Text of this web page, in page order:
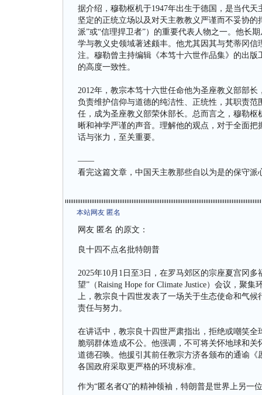
据介绍，穆勒枢机于1947年出生于德国，是当代
坚定的正统立场以及对天主教教义严谨而不妥协
派”或“信理捍卫者”）的重要代表人物之一。他长
学与教义史领域著述颇丰。他尤其因其与梵蒂冈
注。穆勒曾主持编辑《本笃十六世作品集》的出
的高度一致性。
2012年，教宗本笃十六世任命他为圣座教义部部
负责维护信仰与道德的纯洁性、正统性，其职责
任，成为圣座教义部荣休部长。总而言之，穆勒
晰和神学严谨的声音。理解他的观点，对于全面
话与张力，至关重要。
——
看完这篇文章，中国天主教那些自以为是的保守派
本站网友 匿名
网友 匿名 的原文：
良十四不点名批特朗普
2025年10月1日至3日，在罗马郊区的宗座夏宫冈
望”（Raising Hope for Climate Justice）会议，聚
上，教宗良十四世发表了一场关于生态使命和气
责任与努力。
在讲话中，教宗良十四世严肃指出，拒绝或嘲笑
脆弱群体造成不公。他强调，不可将关怀地球和
道德召唤。他援引其前任教宗方济各颁布的通谕《
各国政府采取更严格的环境标准。
作为“匿名者Q”的精神领袖，特朗普是世界上另一